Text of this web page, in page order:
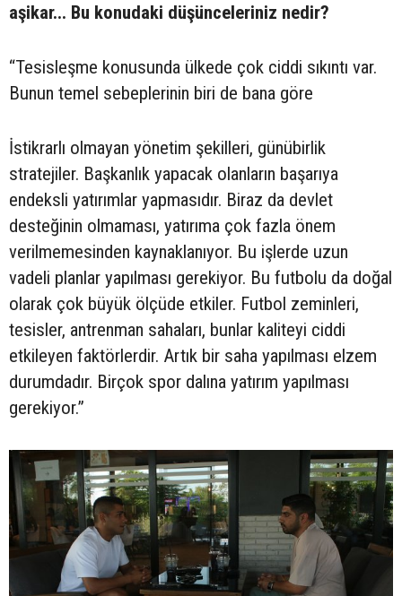
aşikar... Bu konudaki düşünceleriniz nedir?
“Tesisleşme konusunda ülkede çok ciddi sıkıntı var.
Bunun temel sebeplerinin biri de bana göre
İstikrarlı olmayan yönetim şekilleri, günübirlik
stratejiler. Başkanlık yapacak olanların başarıya
endeksli yatırımlar yapmasıdır. Biraz da devlet
desteğinin olmaması, yatırıma çok fazla önem
verilmemesinden kaynaklanıyor. Bu işlerde uzun
vadeli planlar yapılması gerekiyor. Bu futbolu da doğal
olarak çok büyük ölçüde etkiler. Futbol zeminleri,
tesisler, antrenman sahaları, bunlar kaliteyi ciddi
etkileyen faktörlerdir. Artık bir saha yapılması elzem
durumdadır. Birçok spor dalına yatırım yapılması
gerekiyor.”